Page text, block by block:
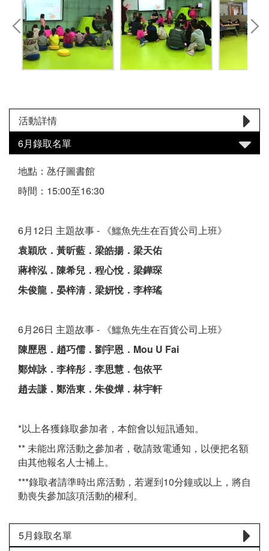
活動詳情
6月錄取名單
地點：氹仔圖書館
時間：15:00至16:30
6月12日 主題故事 - 《鱷魚先生在百貨公司上班》
袁穎欣．黃昕藍．梁皓揚．梁天佑
蔣梓泓．陳希兒．程心悅．梁鏵琛
朱俊龍．晏梓清．梁妍悅．李梓瑤
6月26日 主題故事 - 《鱷魚先生在百貨公司上班》
陳歷恩．趙巧儒．劉宇恩．Mou U Fai
鄭焯詠．李梓彤．李思慧．包依平
趙去謙．鄭浩東．朱俊燁．林宇軒
*以上各獲錄取參加者，本館會以短訊通知。
** 未能出席活動之參加者，敬請致電通知，以便把名額
由其他報名人士補上。
***錄取者請準時出席活動，若遲到10分鐘或以上，將自
動喪失參加該項活動的權利。
5月錄取名單